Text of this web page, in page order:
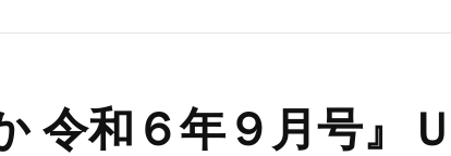
令和６年９月号』Ｕ